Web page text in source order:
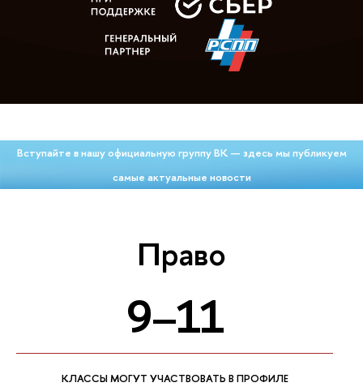
Вступайте в нашу официальную группу ВК — здесь мы публикуем
самые актуальные новости
Право
9–11
КЛАССЫ МОГУТ УЧАСТВОВАТЬ В ПРОФИЛЕ